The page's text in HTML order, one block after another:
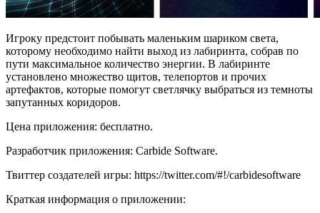
Игроку предстоит побывать маленьким шариком света,
которому необходимо найти выход из лабиринта, собрав по
пути максимальное количество энергии. В лабиринте
установлено множество щитов, телепортов и прочих
артефактов, которые помогут светлячку выбраться из темноты
запутанных коридоров.
Цена приложения: бесплатно.
Разработчик приложения: Carbide Software.
Твиттер создателей игры: https://twitter.com/#!/carbidesoftware
Краткая информация о приложении: